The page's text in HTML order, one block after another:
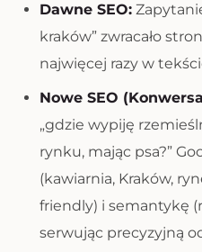
Dawne SEO:
kraków” zwracało
najwięcej razy w
Nowe SEO
„gdzie wypiję
rynku, mając psa?”
(kawiarnia, Kraków,
friendly) i semantykę
serwując precyzyjną